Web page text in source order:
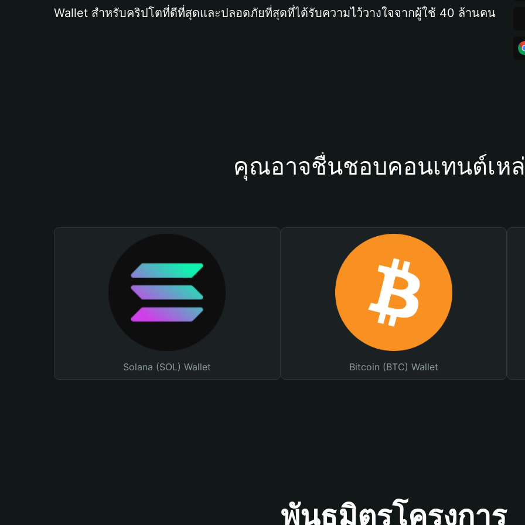
Wallet สำหรับคริปโตที่ดีที่สุดและปลอดภัยที่สุดที่ได้รับความไว้วางใจจากผู้ใช้ 40 ล้านคน
คุณอาจชื่นชอบคอนเทนต์เห
Solana (SOL) Wallet Bitcoin (BTC) Wallet
พันธมิตรโครงการ